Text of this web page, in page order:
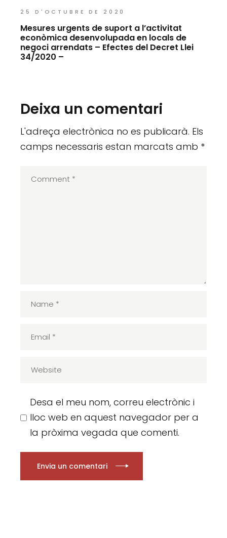
25 D'OCTUBRE DE 2020
Mesures urgents de suport a l’activitat
econòmica desenvolupada en locals de
negoci arrendats – Efectes del Decret Llei
34/2020 –
Deixa un comentari
L'adreça electrònica no es publicarà. Els
camps necessaris estan marcats amb *
Desa el meu nom, correu electrònic i
lloc web en aquest navegador per a
la pròxima vegada que comenti.
Envia un comentari